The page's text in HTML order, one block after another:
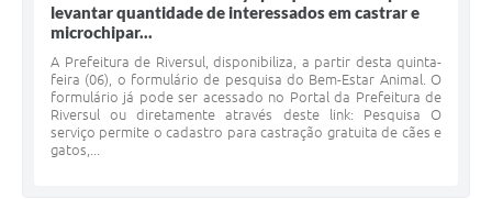
levantar quantidade de interessados em castrar e
microchipar...
A Prefeitura de Riversul, disponibiliza, a partir desta quinta-
feira (06), o formulário de pesquisa do Bem-Estar Animal. O
formulário já pode ser acessado no Portal da Prefeitura de
Riversul ou diretamente através deste link: Pesquisa O
serviço permite o cadastro para castração gratuita de cães e
gatos,...